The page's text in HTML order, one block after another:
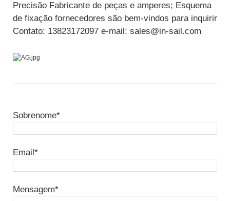
Precisão Fabricante de peças e amperes; Esquema
de fixação fornecedores são bem-vindos para inquirir
Contato: 13823172097 e-mail: sales@in-sail.com
Sobrenome*
Email*
Mensagem*